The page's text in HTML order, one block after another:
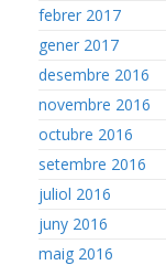
febrer 2017
gener 2017
desembre 2016
novembre 2016
octubre 2016
setembre 2016
juliol 2016
juny 2016
maig 2016